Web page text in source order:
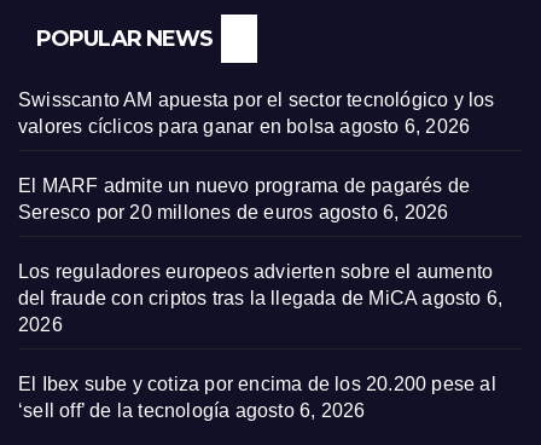
POPULAR NEWS
Swisscanto AM apuesta por el sector tecnológico y los
valores cíclicos para ganar en bolsa agosto 6, 2026
El MARF admite un nuevo programa de pagarés de
Seresco por 20 millones de euros agosto 6, 2026
Los reguladores europeos advierten sobre el aumento
del fraude con criptos tras la llegada de MiCA agosto 6,
2026
El Ibex sube y cotiza por encima de los 20.200 pese al
‘sell off’ de la tecnología agosto 6, 2026